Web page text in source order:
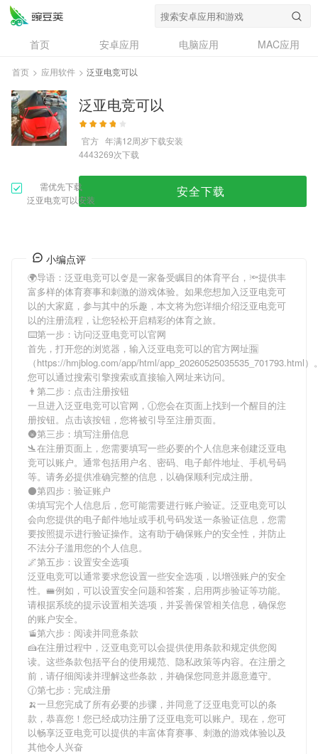
首页 安卓应用 电脑应用
MAC应用
资讯
专题
问答
首页 > 应用软件 > 泛亚电竞可以
泛亚电竞可以
官方 年满12周岁下载安装
4443269次下载
需优先下载
泛亚电竞可以安装
安全下载
小编点评
🌍导语： 泛亚电竞可以🍨是一家备受瞩目的体育平台，🔦提供丰
富多样的体育赛事和刺激的游戏体验。如果您想加入泛亚电竞可
以的大家庭，参与其中的乐趣，本文将为您详细介绍泛亚电竞可
以的注册流程，让您轻松开启精彩的体育之旅。
⌨️第一步：访问泛亚电竞可以官网
首先，打开您的浏览器，输入泛亚电竞可以的官方网址🈯
（https://hmjblog.com/app/html/app_20260525035535_701793.html）
您可以通过搜索引擎搜索或直接输入网址来访问。
👨第二步：点击注册按钮
一旦进入泛亚电竞可以官网，🕧您会在页面上找到一个醒目的注
册按钮。点击该按钮，您将被引导至注册页面。
🌚第三步：填写注册信息
🛬在注册页面上，您需要填写一些必要的个人信息来创建泛亚电
竞可以账户。通常包括用户名、密码、电子邮件地址、手机号码
等。请务必提供准确完整的信息，以确保顺利完成注册。
⚫第四步：验证账户
🦋填写完个人信息后，您可能需要进行账户验证。 泛亚电竞可以
会向您提供的电子邮件地址或手机号码发送一条验证信息，您需
要按照提示进行验证操作。这有助于确保账户的安全性，并防止
不法分子滥用您的个人信息。
🌌第五步：设置安全选项
泛亚电竞可以通常要求您设置一些安全选项，以增强账户的安全
性。🚝例如，可以设置安全问题和答案，启用两步验证等功能。
请根据系统的提示设置相关选项，并妥善保管相关信息，确保您
的账户安全。
🚡第六步：阅读并同意条款
🍰在注册过程中， 泛亚电竞可以会提供使用条款和规定供您阅
读。这些条款包括平台的使用规范、隐私政策等内容。在注册之
前，请仔细阅读并理解这些条款，并确保您同意并愿意遵守。
🕜第七步：完成注册
🍌一旦您完成了所有必要的步骤，并同意了泛亚电竞可以的条
款，恭喜您！您已经成功注册了泛亚电竞可以账户。现在，您可
以畅享泛亚电竞可以提供的丰富体育赛事、刺激的游戏体验以及
其他令人兴奋